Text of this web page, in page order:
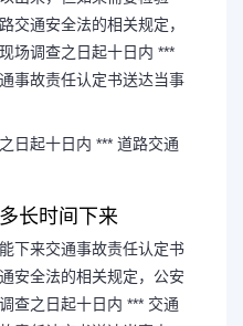
交通安全法的相关规定，
场调查之日起十日内 ***
事故责任认定书送达当事
日起十日内 *** 道路交通
长时间下来
下来交通事故责任认定书
安全法的相关规定，公安
查之日起十日内 *** 交通